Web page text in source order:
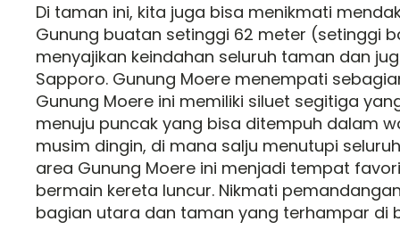
Di taman ini, kita juga bisa menikmati
Gunung buatan setinggi 62 meter (setinggi
menyajikan keindahan seluruh taman dan
Sapporo. Gunung Moere menempati
Gunung Moere ini memiliki siluet segitiga
menuju puncak yang bisa ditempuh dalam
musim dingin, di mana salju menutupi
area Gunung Moere ini menjadi tempat
bermain kereta luncur. Nikmati
bagian utara dan taman yang terhampar di